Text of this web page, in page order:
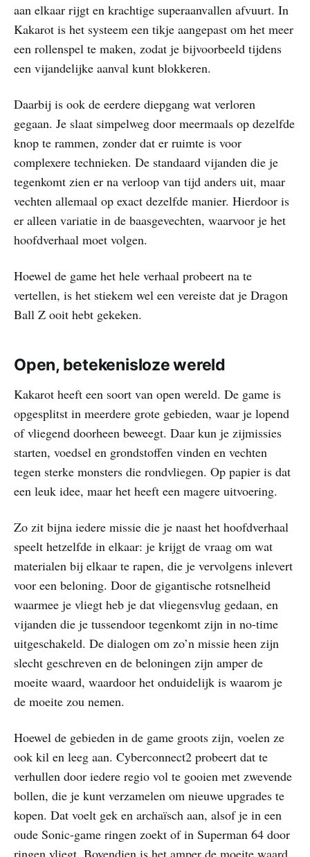
aan elkaar rijgt en krachtige superaanvallen afvuurt. In
Kakarot is het systeem een tikje aangepast om het meer
een rollenspel te maken, zodat je bijvoorbeeld tijdens
een vijandelijke aanval kunt blokkeren.
Daarbij is ook de eerdere diepgang wat verloren
gegaan. Je slaat simpelweg door meermaals op dezelfde
knop te rammen, zonder dat er ruimte is voor
complexere technieken. De standaard vijanden die je
tegenkomt zien er na verloop van tijd anders uit, maar
vechten allemaal op exact dezelfde manier. Hierdoor is
er alleen variatie in de baasgevechten, waarvoor je het
hoofdverhaal moet volgen.
Hoewel de game het hele verhaal probeert na te
vertellen, is het stiekem wel een vereiste dat je Dragon
Ball Z ooit hebt gekeken.
Open, betekenisloze wereld
Kakarot heeft een soort van open wereld. De game is
opgesplitst in meerdere grote gebieden, waar je lopend
of vliegend doorheen beweegt. Daar kun je zijmissies
starten, voedsel en grondstoffen vinden en vechten
tegen sterke monsters die rondvliegen. Op papier is dat
een leuk idee, maar het heeft een magere uitvoering.
Zo zit bijna iedere missie die je naast het hoofdverhaal
speelt hetzelfde in elkaar: je krijgt de vraag om wat
materialen bij elkaar te rapen, die je vervolgens inlevert
voor een beloning. Door de gigantische rotsnelheid
waarmee je vliegt heb je dat vliegensvlug gedaan, en
vijanden die je tussendoor tegenkomt zijn in no-time
uitgeschakeld. De dialogen om zo’n missie heen zijn
slecht geschreven en de beloningen zijn amper de
moeite waard, waardoor het onduidelijk is waarom je
de moeite zou nemen.
Hoewel de gebieden in de game groots zijn, voelen ze
ook kil en leeg aan. Cyberconnect2 probeert dat te
verhullen door iedere regio vol te gooien met zwevende
bollen, die je kunt verzamelen om nieuwe upgrades te
kopen. Dat voelt gek en archaïsch aan, alsof je in een
oude Sonic-game ringen zoekt of in Superman 64 door
ringen vliegt. Bovendien is het amper de moeite waard,